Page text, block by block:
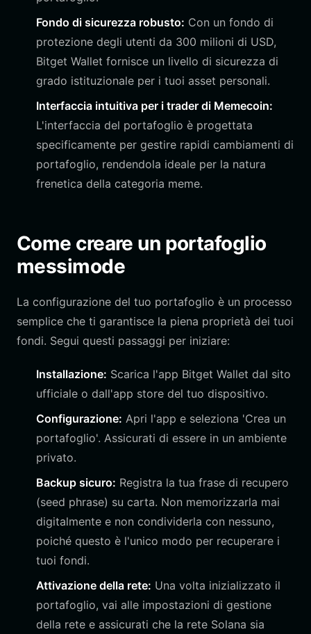
Fondo di sicurezza robusto: Con un fondo di
protezione degli utenti da 300 milioni di USD,
Bitget Wallet fornisce un livello di sicurezza di
grado istituzionale per i tuoi asset personali.
Interfaccia intuitiva per i trader di Memecoin:
L'interfaccia del portafoglio è progettata
specificamente per gestire rapidi cambiamenti di
portafoglio, rendendola ideale per la natura
frenetica della categoria meme.
Come creare un portafoglio
messimode
La configurazione del tuo portafoglio è un processo
semplice che ti garantisce la piena proprietà dei tuoi
fondi. Segui questi passaggi per iniziare:
Installazione: Scarica l'app Bitget Wallet dal sito
ufficiale o dall'app store del tuo dispositivo.
Configurazione: Apri l'app e seleziona 'Crea un
portafoglio'. Assicurati di essere in un ambiente
privato.
Backup sicuro: Registra la tua frase di recupero
(seed phrase) su carta. Non memorizzarla mai
digitalmente e non condividerla con nessuno,
poiché questo è l'unico modo per recuperare i
tuoi fondi.
Attivazione della rete: Una volta inizializzato il
portafoglio, vai alle impostazioni di gestione
della rete e assicurati che la rete Solana sia